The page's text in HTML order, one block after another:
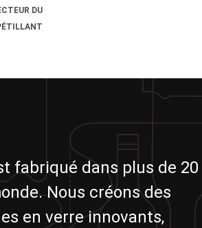
DU
fabriqué dans plus de 20
Nous créons des
en verre innovants,